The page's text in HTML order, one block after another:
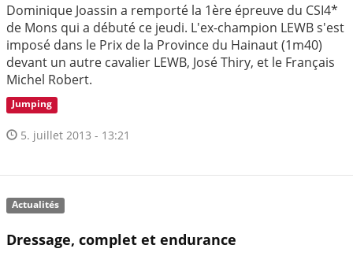
Dominique Joassin a remporté la 1ère épreuve du CSI4*
de Mons qui a débuté ce jeudi. L'ex-champion LEWB s'est
imposé dans le Prix de la Province du Hainaut (1m40)
devant un autre cavalier LEWB, José Thiry, et le Français
Michel Robert.
Jumping
5. juillet 2013 - 13:21
Actualités
Dressage, complet et endurance